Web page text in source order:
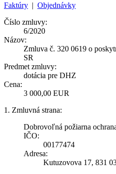
Faktúry | Objednávky
Číslo zmluvy:
6/2020
Názov:
Zmluva č. 320 0619 o
SR
Predmet zmluvy:
dotácia pre DHZ
Cena:
3 000,00 EUR
1. Zmluvná strana:
Dobrovoľná požiarna
IČO:
00177474
Adresa:
Kutuzovova 17, 831